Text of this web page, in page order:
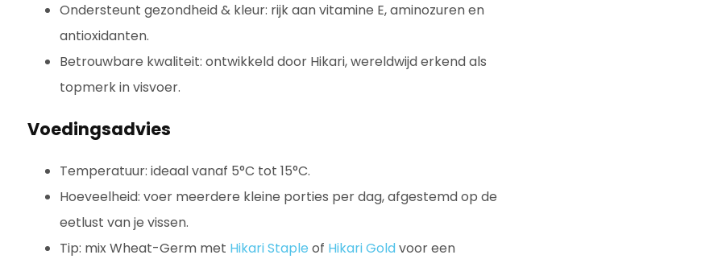
Ondersteunt gezondheid & kleur: rijk aan vitamine E, aminozuren en
antioxidanten.
Betrouwbare kwaliteit: ontwikkeld door Hikari, wereldwijd erkend als
topmerk in visvoer.
Voedingsadvies
Temperatuur: ideaal vanaf 5°C tot 15°C.
Hoeveelheid: voer meerdere kleine porties per dag, afgestemd op de
eetlust van je vissen.
Tip: mix Wheat-Germ met Hikari Staple of Hikari Goldvoor een